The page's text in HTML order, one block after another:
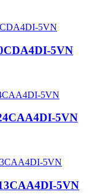
5VN
5VN
5VN